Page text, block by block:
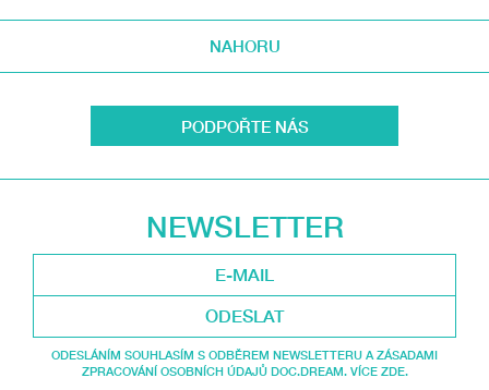
NAHORU
PODPOŘTE NÁS
NEWSLETTER
ODESLAT
ODESLÁNÍM SOUHLASÍM S ODBĚREM NEWSLETTERU A ZÁSADAMI
ZPRACOVÁNÍ OSOBNÍCH ÚDAJŮ DOC.DREAM. VÍCE ZDE.